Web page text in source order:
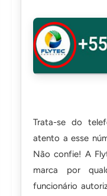
Trata-se do
atento a esse
Não confie! A
marca por
funcionário